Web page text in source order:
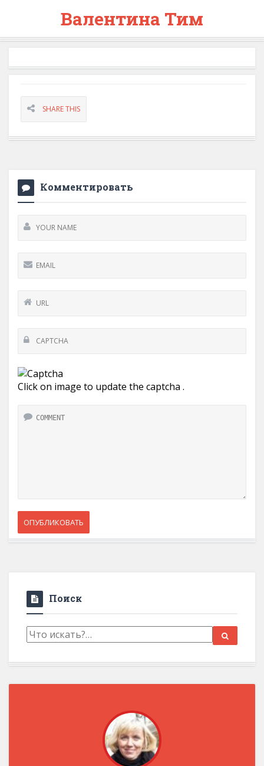
Валентина Тим
SHARE THIS
Комментировать
Click on image to update the captcha .
Поиск